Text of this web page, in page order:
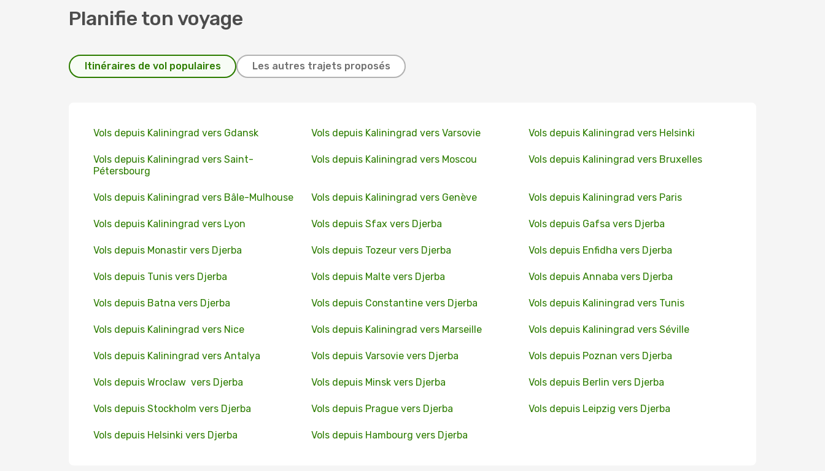
Planifie ton voyage
Itinéraires de vol populaires Les autres trajets proposés
Vols depuis Kaliningrad vers Gdansk Vols depuis Kaliningrad vers Varsovie Vols depuis Kaliningrad vers Helsinki
Vols depuis Kaliningrad vers Saint-
Pétersbourg
Vols depuis Kaliningrad vers Moscou Vols depuis Kaliningrad vers Bruxelles
Vols depuis Kaliningrad vers Bâle-Mulhouse Vols depuis Kaliningrad vers Genève Vols depuis Kaliningrad vers Paris
Vols depuis Kaliningrad vers Lyon Vols depuis Sfax vers Djerba Vols depuis Gafsa vers Djerba
Vols depuis Monastir vers Djerba Vols depuis Tozeur vers Djerba Vols depuis Enfidha vers Djerba
Vols depuis Tunis vers Djerba Vols depuis Malte vers Djerba Vols depuis Annaba vers Djerba
Vols depuis Batna vers Djerba Vols depuis Constantine vers Djerba Vols depuis Kaliningrad vers Tunis
Vols depuis Kaliningrad vers Nice Vols depuis Kaliningrad vers Marseille Vols depuis Kaliningrad vers Séville
Vols depuis Kaliningrad vers Antalya Vols depuis Varsovie vers Djerba Vols depuis Poznan vers Djerba
Vols depuis Wroclaw vers Djerba Vols depuis Minsk vers Djerba Vols depuis Berlin vers Djerba
Vols depuis Stockholm vers Djerba Vols depuis Prague vers Djerba Vols depuis Leipzig vers Djerba
Vols depuis Helsinki vers Djerba Vols depuis Hambourg vers Djerba